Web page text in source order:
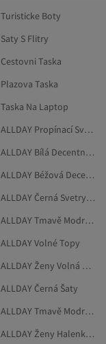
Turisticke Boty
Saty S Flitry
Cestovni Taska
Plazova Taska
Taska Na Laptop
ALLDAY Propínací Svetry
ALLDAY Bílá Decentní Oděvy
ALLDAY Béžová Decentní Oděvy
ALLDAY Černá Svetry A Propínací Svetry
ALLDAY Tmavě Modrá Decentní Oděvy
ALLDAY Volné Topy
ALLDAY Ženy Volná Kimona
ALLDAY Černá Šaty
ALLDAY Tmavě Modrá Oblečení
ALLDAY Ženy Halenky, Tuniky A Korzety